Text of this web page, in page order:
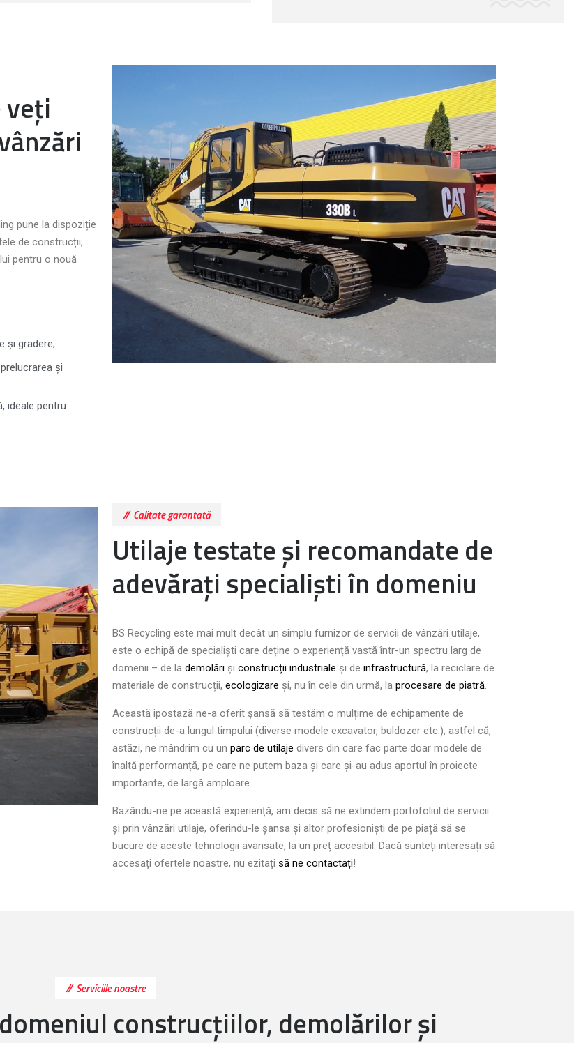
veți
pune la dispoziție
de construcții,
pentru o nouă
și gradere;
și
ideale pentru
Calitate garantată
Utilaje testate și recomandate de
adevărați specialiști în domeniu
BS Recycling este mai mult decât un simplu furnizor de servicii de vânzări utilaje,
este o echipă de specialiști care deține o experiență vastă într-un spectru larg de
domenii – de la demolăriși construcții industriale și de infrastructură, la reciclare de
materiale de construcții, ecologizare și, nu în cele din urmă, la procesare de piatră.
Această ipostază ne-a oferit șansă să testăm o mulțime de echipamente de
construcții de-a lungul timpului (diverse modele excavator, buldozer etc.), astfel că,
astăzi, ne mândrim cu un parc de utilaje divers din care fac parte doar modele de
înaltă performanță, pe care ne putem baza și care și-au adus aportul în proiecte
importante, de largă amploare.
Bazându-ne pe această experiență, am decis să ne extindem portofoliul de servicii
și prin vânzări utilaje, oferindu-le șansa și altor profesioniști de pe piață să se
bucure de aceste tehnologii avansate, la un preț accesibil. Dacă sunteți interesați să
accesați ofertele noastre, nu ezitați să ne contactați!
Serviciile noastre
construcțiilor, demolărilor și